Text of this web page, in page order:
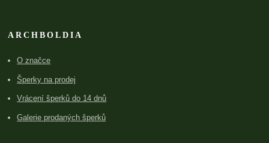
ARCHBOLDIA
O značce
Šperky na prodej
Vrácení šperků do 14 dnů
Galerie prodaných šperků